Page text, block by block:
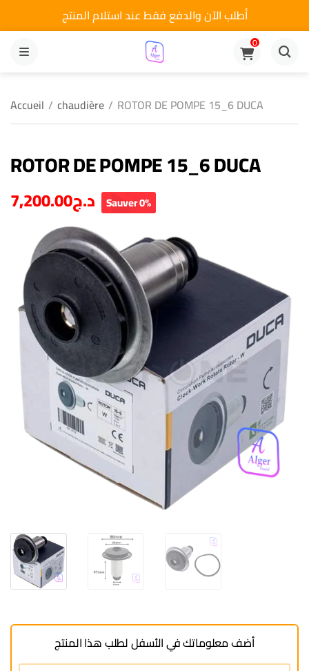
أطلب الآن والدفع فقط عند استلام المنتج
MENU
0
Accueil / chaudière / ROTOR DE POMPE 15_6 DUCA
ROTOR DE POMPE 15_6 DUCA
د.ج7,200.00 Sauver 0%
أضف معلوماتك في الأسفل لطلب هذا المنتج